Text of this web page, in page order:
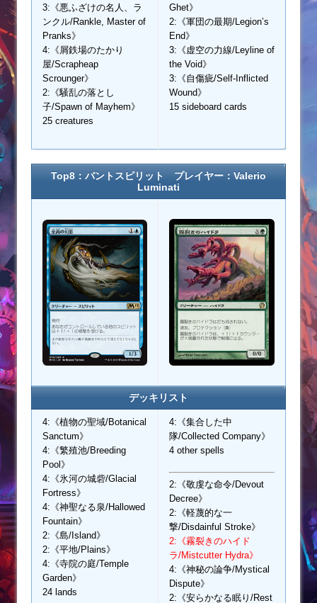
3:《悪ふざけの名人、ラ
ンクル/Rankle, Master of
Pranks》
4:《屑鉄場のたかり
屋/Scrapheap
Scrounger》
2:《騒乱の落とし
子/Spawn of Mayhem》
25 creatures
Ghet》
2:《軍団の最期/Legion’s
End》
3:《虚空の力線/Leyline of
the Void》
3:《自傷疵/Self-Inflicted
Wound》
15 sideboard cards
Top8：バントスピリット プレイヤー： Valerio
Luminati
デッキリスト
4:《植物の聖域/Botanical
Sanctum》
4:《繁殖池/Breeding
Pool》
4:《氷河の城砦/Glacial
Fortress》
4:《神聖なる泉/Hallowed
Fountain》
2:《島/Island》
2:《平地/Plains》
4:《寺院の庭/Temple
Garden》
24 lands
4:《集合した中
隊/Collected Company》
4 other spells
2:《敬虔な命令/Devout
Decree》
2:《軽蔑的な一
撃/Disdainful Stroke》
2:《霧裂きのハイド
ラ/Mistcutter Hydra》
4:《神秘の論争/Mystical
Dispute》
2:《安らかなる眠り/Rest